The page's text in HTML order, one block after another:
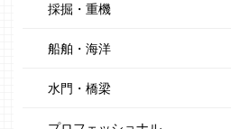
採掘・重機
船舶・海洋
水門・橋梁